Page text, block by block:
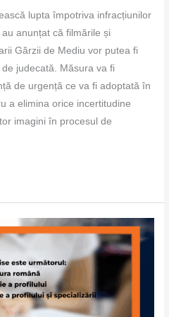
lupta împotriva infracțiunilor
anunțat că filmările și
Gărzii de Mediu vor putea fi
judecată. Măsura va fi
de urgență ce va fi adoptată în
a elimina orice incertitudine
imagini în procesul de